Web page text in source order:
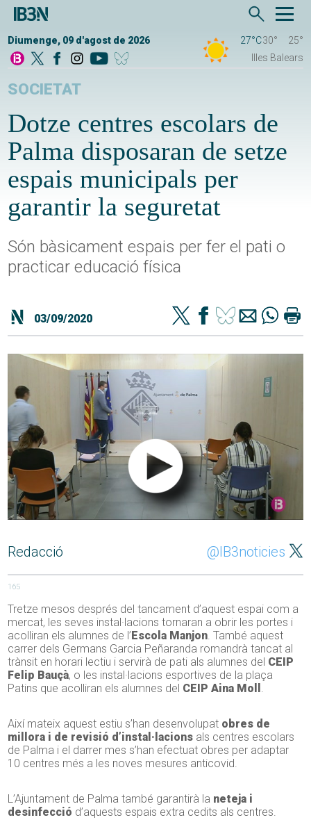
Diumenge, 09 d'agost de 2026 27°C30°
25°
Illes Balears
SOCIETAT
Dotze centres escolars de
Palma disposaran de setze
espais municipals per
garantir la seguretat
Són bàsicament espais per fer el pati o
practicar educació física
03/09/2020
Redacció @IB3noticies
165
Tretze mesos després del tancament d’aquest espai com a
mercat, les seves instal·lacions tornaran a obrir les portes i
acolliran els alumnes de l’ Escola Manjon. També aquest
carrer dels Germans Garcia Peñaranda romandrà tancat al
trànsit en horari lectiu i servirà de pati als alumnes del CEIP
Felip Bauçà, o les instal·lacions esportives de la plaça
Patins que acolliran els alumnes del CEIP Aina Moll .
Així mateix aquest estiu s’han desenvolupat obres de
millora i de revisió d’instal·lacions als centres escolars
de Palma i el darrer mes s’han efectuat obres per adaptar
10 centres més a les noves mesures anticovid.
L’Ajuntament de Palma també garantirà la neteja i
desinfecció d’aquests espais extra cedits als centres.